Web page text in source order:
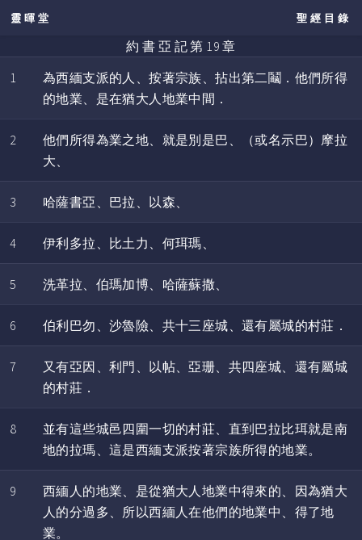
靈暉堂 聖經目錄
約 書 亞 記 第 19 章
1
為西緬支派的人、按著宗族、拈出第二鬮．他們所得
的地業、是在猶大人地業中間．
2
他們所得為業之地、就是別是巴、（或名示巴）摩拉
大、
3 哈薩書亞、巴拉、以森、
4 伊利多拉、比土力、何珥瑪、
5 洗革拉、伯瑪加博、哈薩蘇撒、
6 伯利巴勿、沙魯險、共十三座城、還有屬城的村莊．
7
又有亞因、利門、以帖、亞珊、共四座城、還有屬城
的村莊．
8
並有這些城邑四圍一切的村莊、直到巴拉比珥就是南
地的拉瑪、這是西緬支派按著宗族所得的地業。
9
西緬人的地業、是從猶大人地業中得來的、因為猶大
人的分過多、所以西緬人在他們的地業中、得了地
業。